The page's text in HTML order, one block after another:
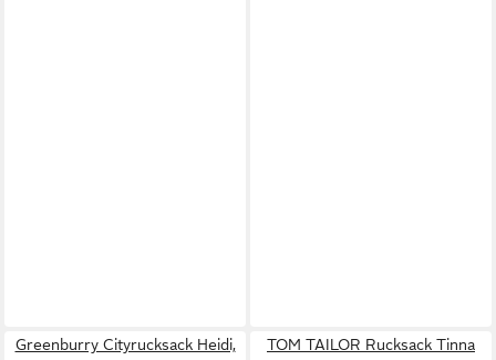
Greenburry Cityrucksack Heidi,
TOM TAILOR Rucksack Tinna